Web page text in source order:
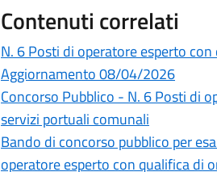
Contenuti correlati
N. 6 Posti di operatore esperto
Aggiornamento 08/04/2026
Concorso Pubblico - N. 6 Posti di
servizi portuali comunali
Bando di concorso pubblico per
operatore esperto con qualifica di